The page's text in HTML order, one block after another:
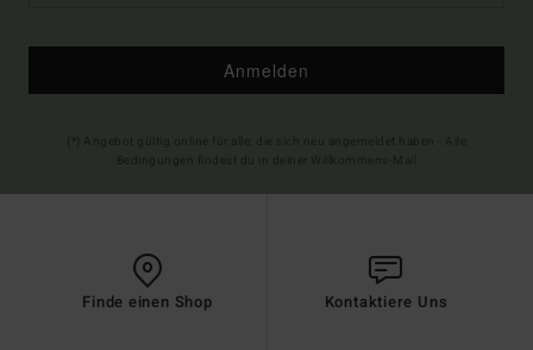
Anmelden
Finde einen Shop Kontaktiere Uns